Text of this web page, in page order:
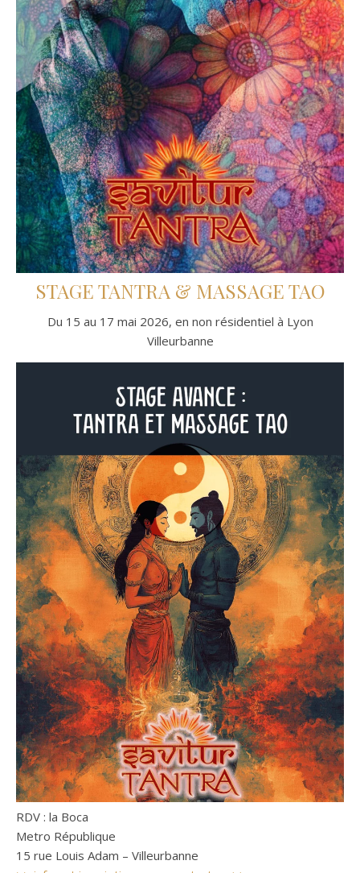
STAGE TANTRA & MASSAGE TAO
Du 15 au 17 mai 2026, en non résidentiel à Lyon
Villeurbanne
RDV : la Boca
Metro République
15 rue Louis Adam – Villeurbanne